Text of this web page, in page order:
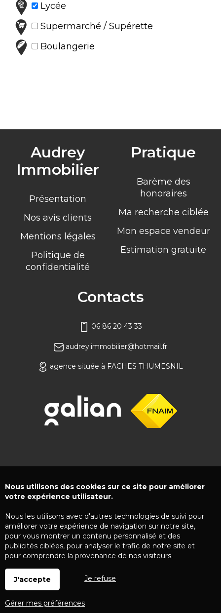
Lycée
Supermarché / Supérette
Boulangerie
Audrey
Immobilier
Présentation
Nos avis clients
Mentions légales
Politique de
confidentialité
Pratique
Barème des
honoraires
Ma recherche ciblée
Mon espace vendeur
Estimation gratuite
Contacts
06 86 20 43 33
audrey.immobilier@hotmail.fr
agence située à FACHES THUMESNIL
Nous utilisons des cookies sur ce site pour améliorer
votre expérience utilisateur.
Nous les utilisons avec d'autres technologies de suivi pour
améliorer votre expérience de navigation sur notre site,
pour vous montrer un contenu personnalisé et des
publicités ciblées, pour analyser le trafic de notre site et
pour comprendre la provenance de nos visiteurs.
J'accepte Je refuse
Gérer mes préférences